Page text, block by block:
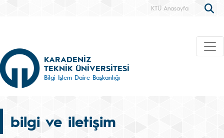
KTÜ Anasayfa
KARADENİZ
TEKNİK ÜNİVERSİTESİ
Bilgi İşlem Daire Başkanlığı
bilgi ve iletişim